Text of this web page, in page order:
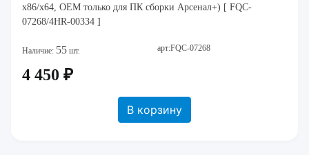
x86/x64, OEM только для ПК сборки Арсенал+) [ FQC-
07268/4HR-00334 ]
Наличие: 55 шт. арт:FQC-07268
4 450 ₽
В корзину